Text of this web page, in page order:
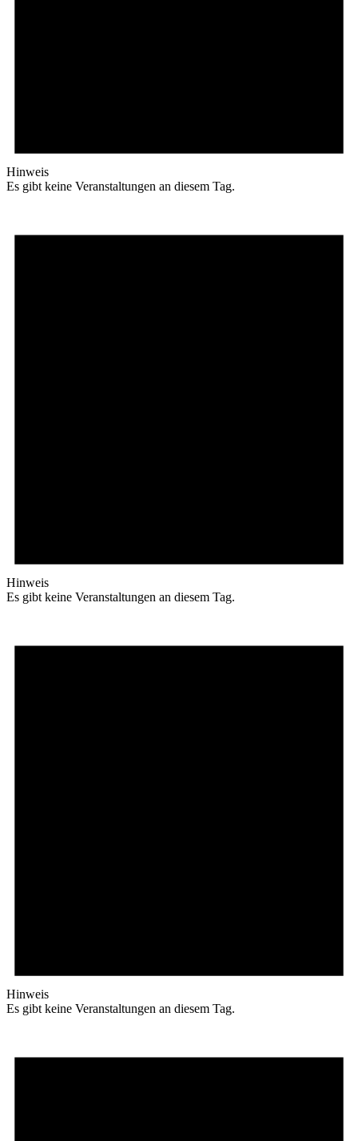
Hinweis
Es gibt keine Veranstaltungen an diesem Tag.
Hinweis
Es gibt keine Veranstaltungen an diesem Tag.
Hinweis
Es gibt keine Veranstaltungen an diesem Tag.